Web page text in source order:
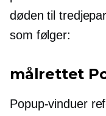
døden til
som følger:
målrettet
Popup-vinduer